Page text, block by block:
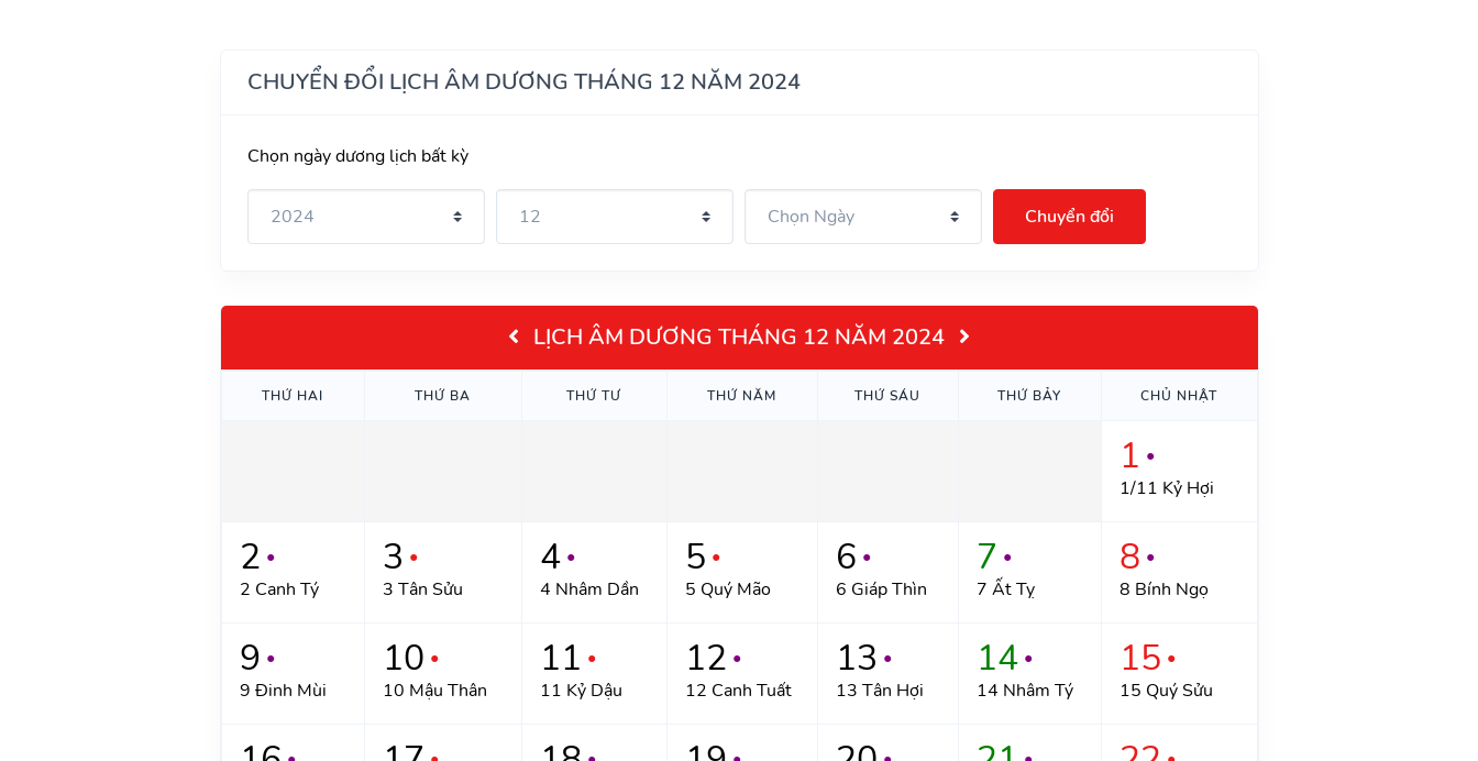
CHUYỂN ĐỔI LỊCH ÂM DƯƠNG THÁNG 12 NĂM 2024
Chọn ngày dương lịch bất kỳ
Chuyển đổi
LỊCH ÂM DƯƠNG THÁNG 12 NĂM 2024
THỨ HAI THỨ BA THỨ TƯ THỨ NĂM THỨ SÁU THỨ BẢY CHỦ NHẬT
1 ●
1/11 Kỷ Hợi
2 ●
2 Canh Tý
3 ●
3 Tân Sửu
4 ●
4 Nhâm Dần
5 ●
5 Quý Mão
6 ●
6 Giáp Thìn
7 ●
7 Ất Tỵ
8 ●
8 Bính Ngọ
9 ●
9 Đinh Mùi
10 ●
10 Mậu Thân
11 ●
11 Kỷ Dậu
12 ●
12 Canh Tuất
13 ●
13 Tân Hợi
14 ●
14 Nhâm Tý
15 ●
15 Quý Sửu